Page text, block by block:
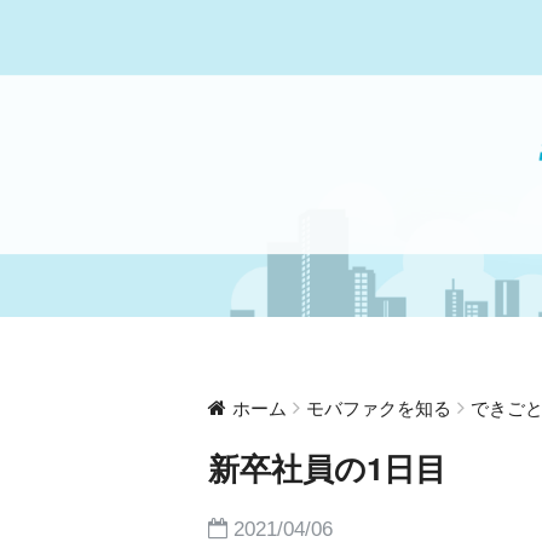
ホーム モバファクを知る できごと
新卒社員の1日目
2021/04/06